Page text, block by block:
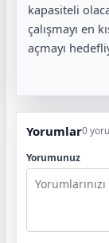
kapasiteli
çalışmayı en
açmayı
Yorumlar0
Yorumunuz